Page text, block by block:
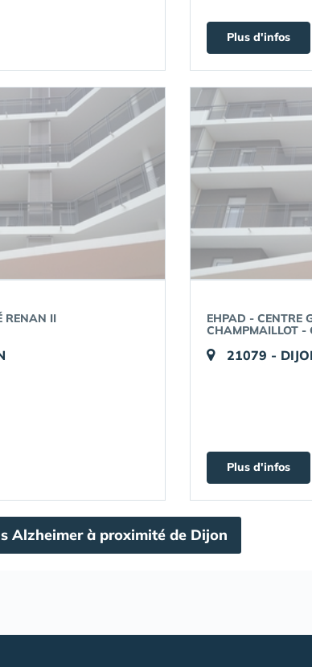
Plus d'infos
RENAN II
EHPAD - CENTRE
CHAMPMAILLOT -
21079 -
Plus d'infos
Alzheimer à proximité de Dijon